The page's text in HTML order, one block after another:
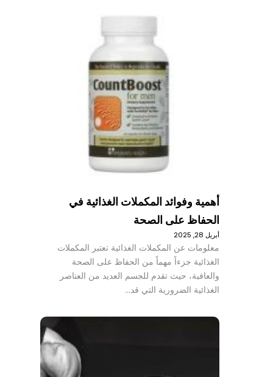
أهمية وفوائد المكملات الغذائية في
الحفاظ على الصحة
أبريل 28, 2025
معلومات عن المكملات الغذائية تعتبر المكملات
الغذائية جزءاً مهماً من الحفاظ على الصحة
والعافية، حيث تقدم للجسم العديد من العناصر
الغذائية الضرورية التي قد…